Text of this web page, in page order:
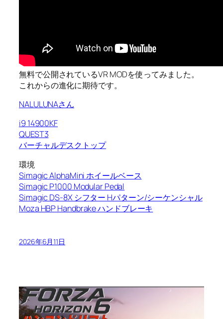
無料で公開されているVR MODを使ってみました。
これからの進化に期待です。
NALULUNAさん
i9 14900KF
QUEST3
バーチャルデスクトップ
環境
Simagic AlphaMini ホイールベース
Simagic P1000 Modular Pedal
Simagic DS-8X シフター Hパターン/シーケンシャル
Moza HBP Handbrake ハンドブレーキ
2026年6月11日